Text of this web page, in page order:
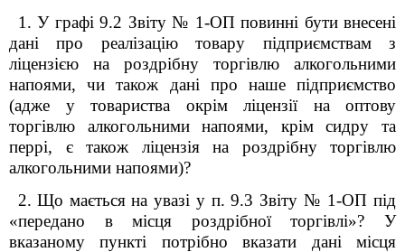
1. У графі 9.2 Звіту № 1-ОП повинні бути внесені
дані про реалізацію товару підприємствам з
ліцензією на роздрібну торгівлю алкогольними
напоями, чи також дані про наше підприємство
(адже у товариства окрім ліцензії на оптову
торгівлю алкогольними напоями, крім сидру та
перрі, є також ліцензія на роздрібну торгівлю
алкогольними напоями)?
2. Що мається на увазі у п. 9.3 Звіту № 1-ОП під
«передано в місця роздрібної торгівлі»? У
вказаному пункті потрібно вказати дані місця